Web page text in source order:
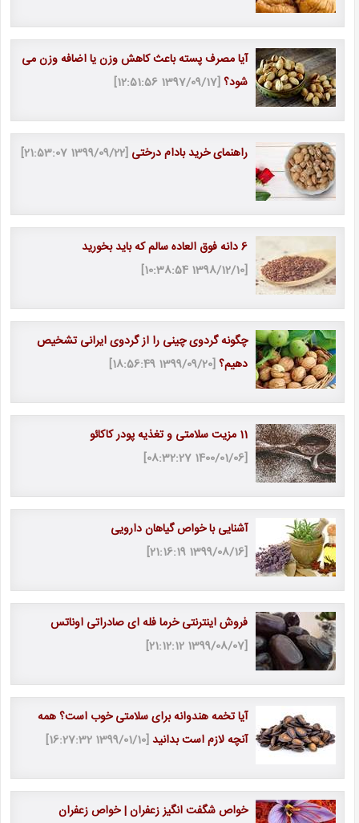
آیا مصرف پسته باعث کاهش وزن یا اضافه وزن می
شود؟[1397/09/17 12:51:56]
راهنمای خرید بادام درختی [1399/09/22 21:53:07]
6 دانه فوق العاده سالم که باید بخورید
[1398/12/10 10:38:54]
چگونه گردوی چینی را از گردوی ایرانی تشخیص
دهیم؟[1399/09/20 18:56:49]
11 مزیت سلامتی و تغذیه پودر کاکائو
[1400/01/06 08:32:27]
آشنایی با خواص گیاهان دارویی
[1399/08/16 21:16:19]
فروش اینترنتی خرما فله ای صادراتی اوناتس
[1399/08/07 21:12:12]
آیا تخمه هندوانه برای سلامتی خوب است؟ همه
آنچه لازم است بدانید[1399/01/10 16:27:32]
خواص شگفت انگیز زعفران | خواص زعفران